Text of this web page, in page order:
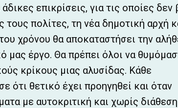
επικρίσεις, για τις οποίες δεν
πολίτες, τη νέα δημοτική αρχή
χρόνου θα αποκαταστήσει την
μας έργο. Θα πρέπει όλοι να
κρίκους μιας αλυσίδας. Κάθε
ότι θετικό έχει προηγηθεί και όταν
με αυτοκριτική και χωρίς διάθεση